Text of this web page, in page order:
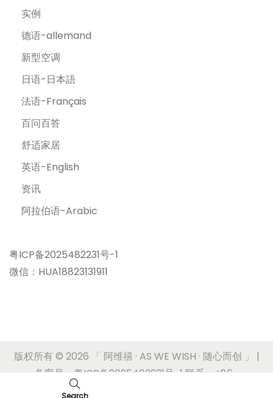
实例
德语-allemand
新型空调
日语-日本語
法语-Français
百问百答
舒适家居
英语-English
资讯
阿拉伯语-Arabic
粤ICP备2025482231号-1
微信：HUA18823131911
Search
版权所有 © 2026 「 阿维禧 · AS WE WISH · 随心而创 」
|
备案号：粤ICP备2025482231号-1 联系：+86-